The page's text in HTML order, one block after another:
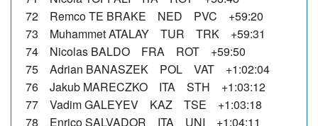
72 Remco TE BRAKE NED PVC +59:20
73 Muhammet ATALAY TUR TRK +59:31
74 Nicolas BALDO FRA ROT +59:50
75 Adrian BANASZEK POL VAT +1:02:04
76 Jakub MARECZKO ITA STH +1:03:12
77 Vadim GALEYEV KAZ TSE +1:03:18
78 Enrico SALVADOR ITA UNI +1:04:11